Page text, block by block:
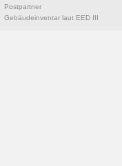
Postpartner
Gebäudeinventar laut EED III